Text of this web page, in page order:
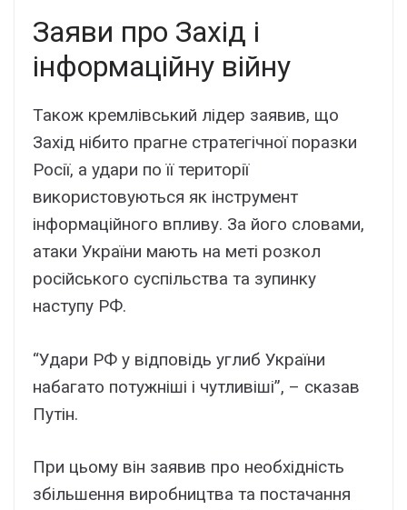
Заяви про Захід і
інформаційну війну
Також кремлівський лідер заявив, що
Захід нібито прагне стратегічної поразки
Росії, а удари по її території
використовуються як інструмент
інформаційного впливу. За його словами,
атаки України мають на меті розкол
російського суспільства та зупинку
наступу РФ.
“Удари РФ у відповідь углиб України
набагато потужніші і чутливіші”, – сказав
Путін.
При цьому він заявив про необхідність
збільшення виробництва та постачання